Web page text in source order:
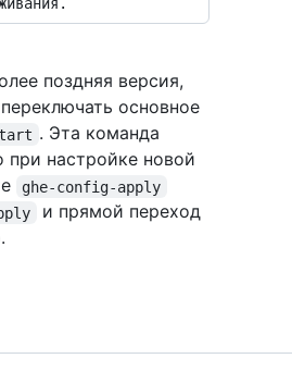
поздняя версия,
основное
. Эта команда
настройке новой
ghe-config-apply
и прямой переход